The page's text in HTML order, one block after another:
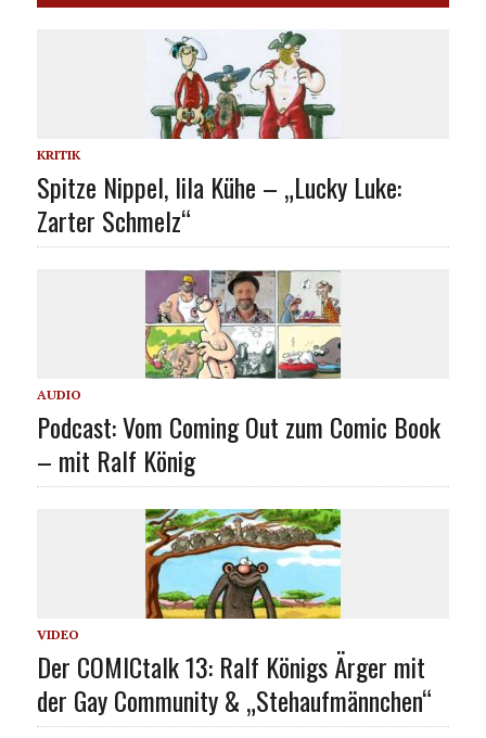
KRITIK
Spitze Nippel, lila Kühe – „Lucky Luke:
Zarter Schmelz“
AUDIO
Podcast: Vom Coming Out zum Comic Book
– mit Ralf König
VIDEO
Der COMICtalk 13: Ralf Königs Ärger mit
der Gay Community & „Stehaufmännchen“